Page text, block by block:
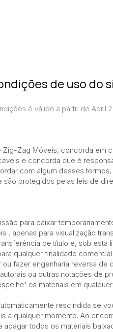
de uso do
é válido a partir de Abril
Zig-Zag Móveis, concorda em
​​e concorda que é
com algum desses
são protegidos pelas leis de
para baixar
, apenas para visualização
de título e, sob
qualquer finalidade
ou fazer engenharia reversa
ou outras notações
'espelhe' os materiais em
rescindida se
a qualquer momento. Ao
apagar todos os materiais